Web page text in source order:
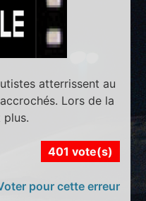
atterrissent au
Lors de la
plus.
401 vote(s)
pour cette erreur